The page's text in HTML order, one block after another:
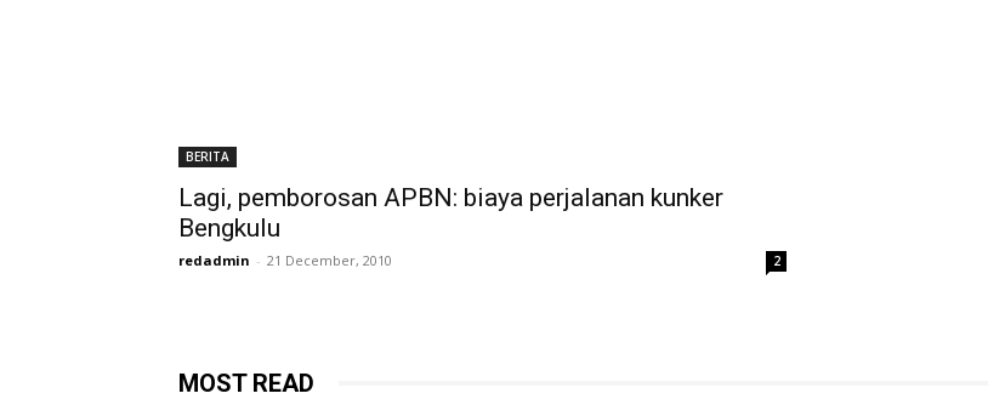
BERITA
Lagi, pemborosan APBN: biaya perjalanan kunker
Bengkulu
redadmin - 21 December, 2010 2
MOST READ